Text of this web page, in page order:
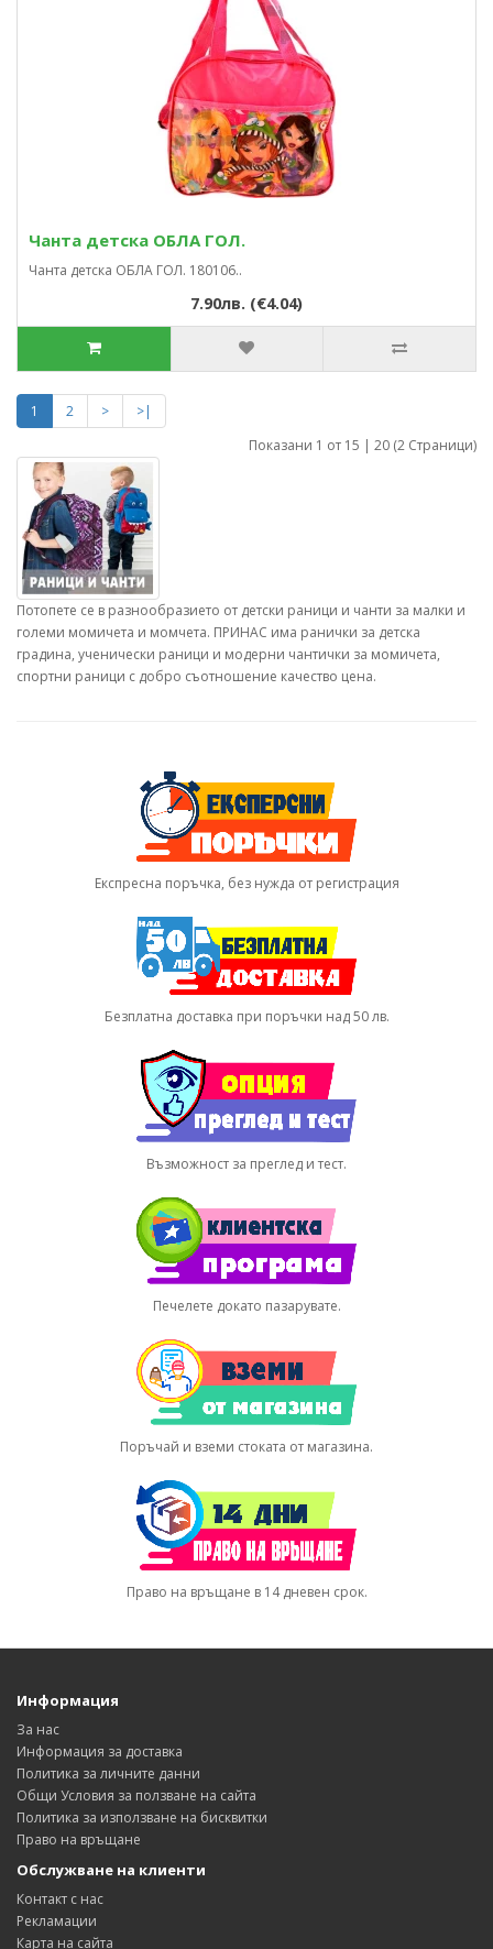
Чанта детска ОБЛА ГОЛ.
Чанта детска ОБЛА ГОЛ. 180106..
7.90лв. (€4.04)
1 2 >
>|
Показани 1 от 15 | 20 (2 Страници)
Потопете се в разнообразието от детски раници и чанти за малки и
големи момичета и момчета. ПРИНАС има ранички за детска
градина, ученически раници и модерни чантички за момичета,
спортни раници с добро съотношение качество цена.
Експресна поръчка, без нужда от регистрация
Безплатна доставка при поръчки над 50 лв.
Възможност за преглед и тест.
Печелете докато пазарувате.
Поръчай и вземи стоката от магазина.
Право на връщане в 14 дневен срок.
Информация
За нас
Информация за доставка
Политика за личните данни
Общи Условия за ползване на сайта
Политика за използване на бисквитки
Право на връщане
Обслужване на клиенти
Контакт с нас
Рекламации
Карта на сайта